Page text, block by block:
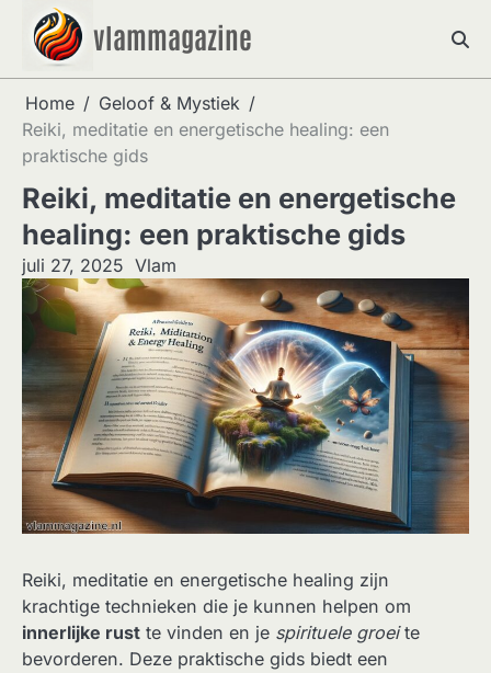
content
vlammagazine
Home
Geloof & Mystiek
Reiki, meditatie en energetische healing: een
praktische gids
Reiki, meditatie en energetische
healing: een praktische gids
juli 27, 2025 Vlam
Reiki, meditatie en energetische healing zijn
krachtige technieken die je kunnen helpen om
innerlijke rust te vinden en je spirituele groeite
bevorderen. Deze praktische gids biedt een